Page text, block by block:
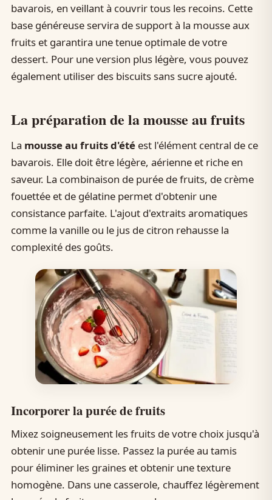
bavarois, en veillant à couvrir tous les recoins. Cette
base généreuse servira de support à la mousse aux
fruits et garantira une tenue optimale de votre
dessert. Pour une version plus légère, vous pouvez
également utiliser des biscuits sans sucre ajouté.
La préparation de la mousse au fruits
La mousse au fruits d'étéest l'élément central de ce
bavarois. Elle doit être légère, aérienne et riche en
saveur. La combinaison de purée de fruits, de crème
fouettée et de gélatine permet d'obtenir une
consistance parfaite. L'ajout d'extraits aromatiques
comme la vanille ou le jus de citron rehausse la
complexité des goûts.
Incorporer la purée de fruits
Mixez soigneusement les fruits de votre choix jusqu'à
obtenir une purée lisse. Passez la purée au tamis
pour éliminer les graines et obtenir une texture
homogène. Dans une casserole, chauffez légèrement